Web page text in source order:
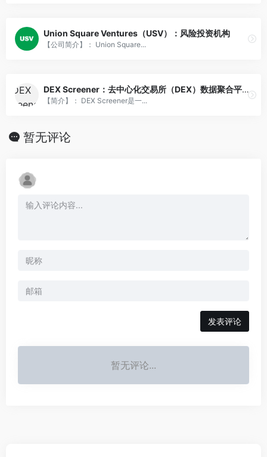
Union Square Ventures（USV）：风险投资机构
【公司简介】： Union Square...
DEX Screener：去中心化交易所（DEX）数据聚合平台
【简介】： DEX Screener是一...
暂无评论
发表评论
暂无评论...